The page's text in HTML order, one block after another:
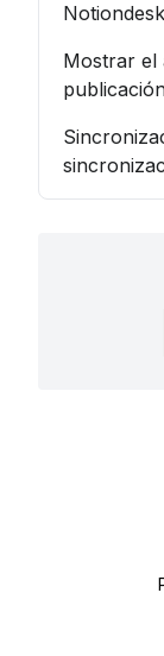
Mostrar el